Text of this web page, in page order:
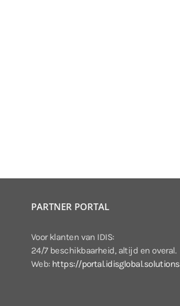
PARTNER PORTAL
Voor klanten van IDIS:
24/7 beschikbaarheid, altijd en overal.
Web: https://portal.idisglobal.solutions